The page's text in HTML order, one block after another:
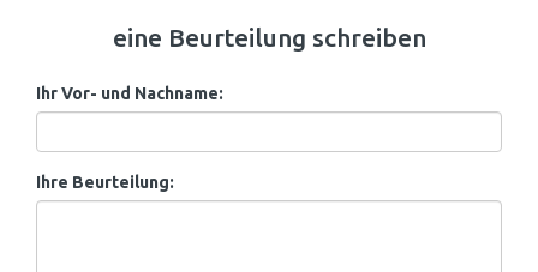
eine Beurteilung schreiben
Ihr Vor- und Nachname:
Ihre Beurteilung: